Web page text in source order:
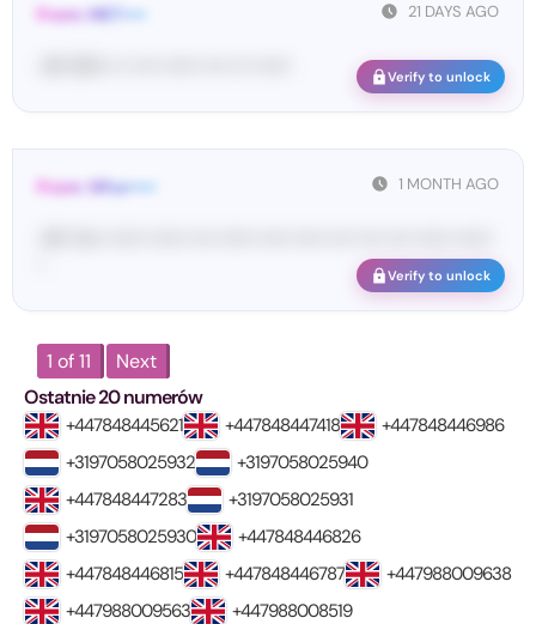
21 DAYS AGO
From: MET••••
Verify to unlock
1 MONTH AGO
From: Wha•••••
Verify to unlock
1 of 11
Next
Ostatnie 20 numerów
+447848445621 +447848447418
+447848446986
+3197058025932
+3197058025940
+447848447283
+3197058025931
+3197058025930
+447848446826
+447848446815
+447848446787
+447988009638
+447988009563
+447988008519